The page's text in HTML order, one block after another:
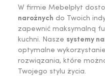
W firmie Mebelpłyt
narożnych do Twoich
zapewnić maksymalną
kuchni. Nasze systemy
optymalne
rozwiązania, które
Twojego stylu życia.